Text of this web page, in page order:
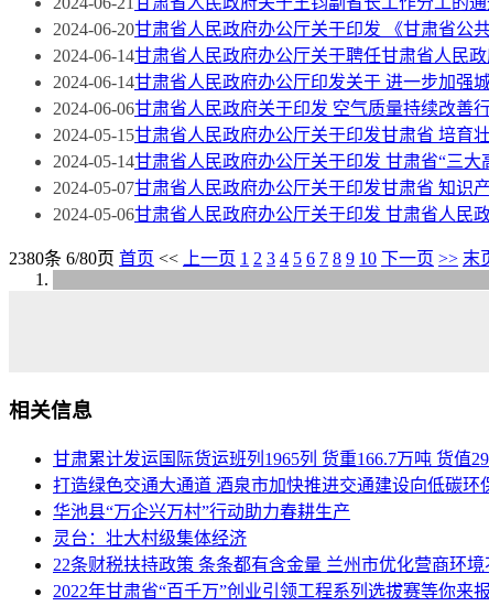
2024-06-20甘肃省人民政府办公厅关于印发 《甘肃省公
2024-06-14甘肃省人民政府办公厅关于聘任甘肃省人民
2024-06-14甘肃省人民政府办公厅印发关于 进一步加强
2024-06-06甘肃省人民政府关于印发 空气质量持续改善
2024-05-15甘肃省人民政府办公厅关于印发甘肃省 培育
2024-05-14甘肃省人民政府办公厅关于印发 甘肃省“三大
2024-05-07甘肃省人民政府办公厅关于印发甘肃省 知识
2024-05-06甘肃省人民政府办公厅关于印发 甘肃省人民
2380条 6/80页 首页 << 上一页 1 2 3 4 5 6 7 8 9 10 下一页 >> 末
相关信息
甘肃累计发运国际货运班列1965列 货重166.7万吨 货值
打造绿色交通大通道 酒泉市加快推进交通建设向低碳环
华池县“万企兴万村”行动助力春耕生产
灵台：壮大村级集体经济
22条财税扶持政策 条条都有含金量 兰州市优化营商环境
2022年甘肃省“百千万”创业引领工程系列选拔赛等你来